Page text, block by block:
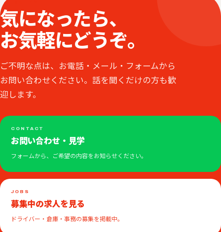
気になったら、
お気軽にどうぞ。
ご不明な点は、お電話・メール・フォームから
お問い合わせください。話を聞くだけの方も歓
迎します。
CONTACT
お問い合わせ・見学
フォームから、ご希望の内容をお知らせください。
JOBS
募集中の求人を見る
ドライバー・倉庫・事務の募集を掲載中。